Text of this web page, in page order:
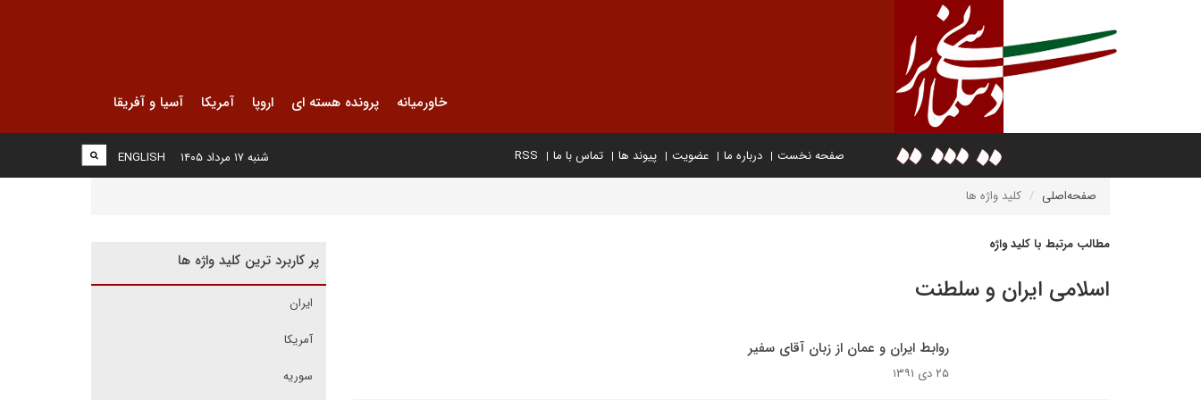
خاورمیانه پرونده هسته ای اروپا آمریکا آسیا و آفریقا
صفحه نخست درباره ما عضویت پیوند ها تماس با ما RSS
ENGLISH شنبه ۱۷ مرداد ۱۴۰۵
صفحه‌اصلی کلید واژه ها
مطالب مرتبط با کلید واژه
اسلامی ایران و سلطنت
روابط ایران و عمان از زبان آقای سفیر
۲۵ دی ۱۳۹۱
پر کاربرد ترین کلید واژه ها
ایران
آمریکا
سوریه